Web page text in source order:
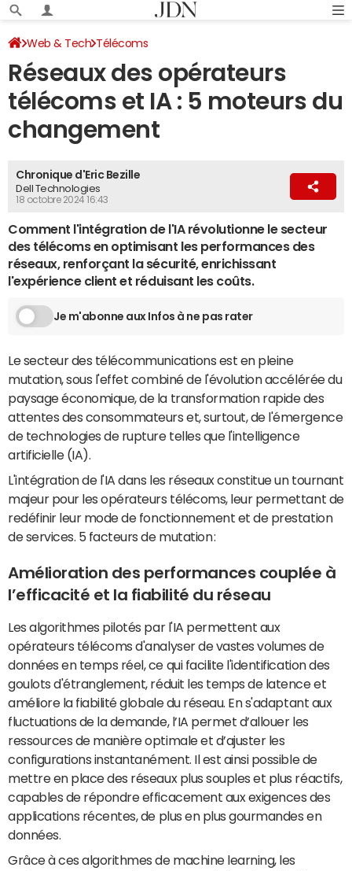
Web & Tech Télécoms
Réseaux des opérateurs
télécoms et IA : 5 moteurs du
changement
Chronique d'Eric Bezille
Dell Technologies
18 octobre 2024 16:43
Comment l'intégration de l'IA révolutionne le secteur
des télécoms en optimisant les performances des
réseaux, renforçant la sécurité, enrichissant
l'expérience client et réduisant les coûts.
Je m'abonne aux Infos à ne pas rater
Le secteur des télécommunications est en pleine
mutation, sous l'effet combiné de l'évolution accélérée du
paysage économique, de la transformation rapide des
attentes des consommateurs et, surtout, de l'émergence
de technologies de rupture telles que l'intelligence
artificielle (IA).
L'intégration de l'IA dans les réseaux constitue un tournant
majeur pour les opérateurs télécoms, leur permettant de
redéfinir leur mode de fonctionnement et de prestation
de services. 5 facteurs de mutation :
Amélioration des performances couplée à
l’efficacité et la fiabilité du réseau
Les algorithmes pilotés par l'IA permettent aux
opérateurs télécoms d'analyser de vastes volumes de
données en temps réel, ce qui facilite l'identification des
goulots d'étranglement, réduit les temps de latence et
améliore la fiabilité globale du réseau. En s'adaptant aux
fluctuations de la demande, l’IA permet d’allouer les
ressources de manière optimale et d’ajuster les
configurations instantanément. Il est ainsi possible de
mettre en place des réseaux plus souples et plus réactifs,
capables de répondre efficacement aux exigences des
applications récentes, de plus en plus gourmandes en
données.
Grâce à ces algorithmes de machine learning, les